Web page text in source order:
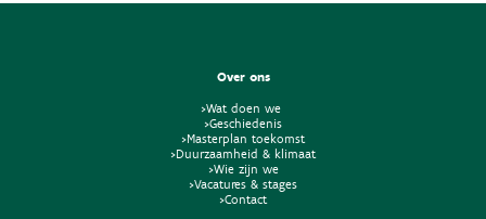
Over ons
>Wat doen we
>Geschiedenis
>Masterplan toekomst
>Duurzaamheid & klimaat
>Wie zijn we
>Vacatures & stages
>Contact